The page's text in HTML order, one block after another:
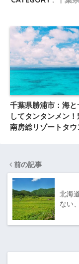
千葉県勝浦市：海
してタンタンメン
南房総リゾートタウ
前の記事
北海
ない